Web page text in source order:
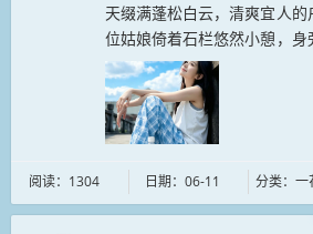
天缀满蓬松白云，清爽宜人
位姑娘倚着石栏悠然小憩，
一叶矿泉水。清新的瓶身标识
相得...
阅读：1304 日期：06-11 分类：一